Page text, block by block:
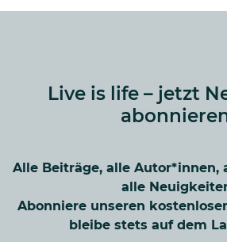
Live is life – jetzt
Alle Beiträge, alle Autor*innen,
alle
Abonniere unseren
bleibe stets auf dem